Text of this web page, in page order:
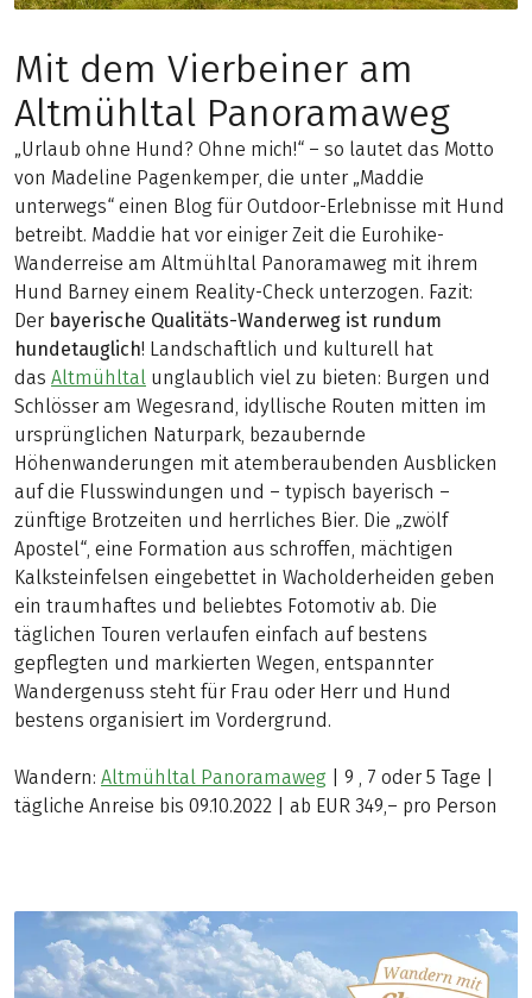
Mit dem Vierbeiner am
Altmühltal Panoramaweg
„Urlaub ohne Hund? Ohne mich!“ – so lautet das Motto
von Madeline Pagenkemper, die unter „Maddie
unterwegs“ einen Blog für Outdoor-Erlebnisse mit Hund
betreibt. Maddie hat vor einiger Zeit die Eurohike-
Wanderreise am Altmühltal Panoramaweg mit ihrem
Hund Barney einem Reality-Check unterzogen. Fazit:
Der bayerische Qualitäts-Wanderweg ist rundum
hundetauglich! Landschaftlich und kulturell hat
das Altmühltal unglaublich viel zu bieten: Burgen und
Schlösser am Wegesrand, idyllische Routen mitten im
ursprünglichen Naturpark, bezaubernde
Höhenwanderungen mit atemberaubenden Ausblicken
auf die Flusswindungen und – typisch bayerisch –
zünftige Brotzeiten und herrliches Bier. Die „zwölf
Apostel“, eine Formation aus schroffen, mächtigen
Kalksteinfelsen eingebettet in Wacholderheiden geben
ein traumhaftes und beliebtes Fotomotiv ab. Die
täglichen Touren verlaufen einfach auf bestens
gepflegten und markierten Wegen, entspannter
Wandergenuss steht für Frau oder Herr und Hund
bestens organisiert im Vordergrund.
Wandern: Altmühltal Panoramaweg | 9 , 7 oder 5 Tage |
tägliche Anreise bis 09.10.2022 | ab EUR 349,– pro Person